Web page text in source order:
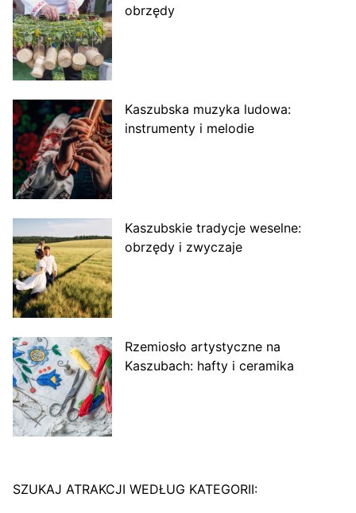
obrzędy
Kaszubska muzyka ludowa:
instrumenty i melodie
Kaszubskie tradycje weselne:
obrzędy i zwyczaje
Rzemiosło artystyczne na
Kaszubach: hafty i ceramika
SZUKAJ ATRAKCJI WEDŁUG KATEGORII: